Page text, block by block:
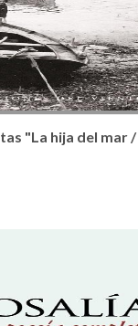
"La hija del mar /